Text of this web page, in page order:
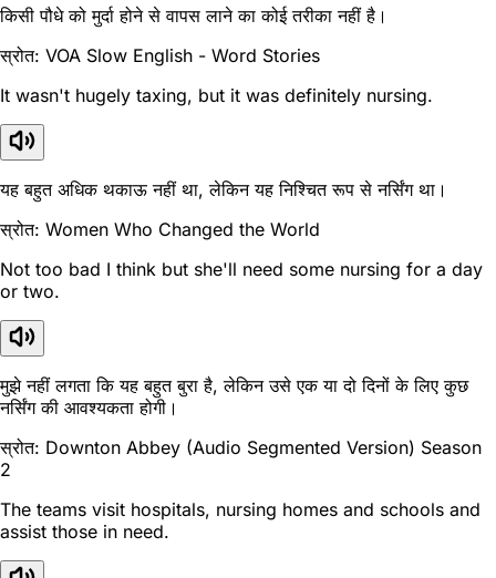
किसी पौधे को मुर्दा होने से वापस लाने का कोई तरीका नहीं है।
स्रोत: VOA Slow English - Word Stories
It wasn't hugely taxing, but it was definitely nursing.
यह बहुत अधिक थकाऊ नहीं था, लेकिन यह निश्चित रूप से नर्सिंग था।
स्रोत: Women Who Changed the World
Not too bad I think but she'll need some nursing for a day
or two.
मुझे नहीं लगता कि यह बहुत बुरा है, लेकिन उसे एक या दो दिनों के लिए कुछ
नर्सिंग की आवश्यकता होगी।
स्रोत: Downton Abbey (Audio Segmented Version) Season
2
The teams visit hospitals, nursing homes and schools and
assist those in need.